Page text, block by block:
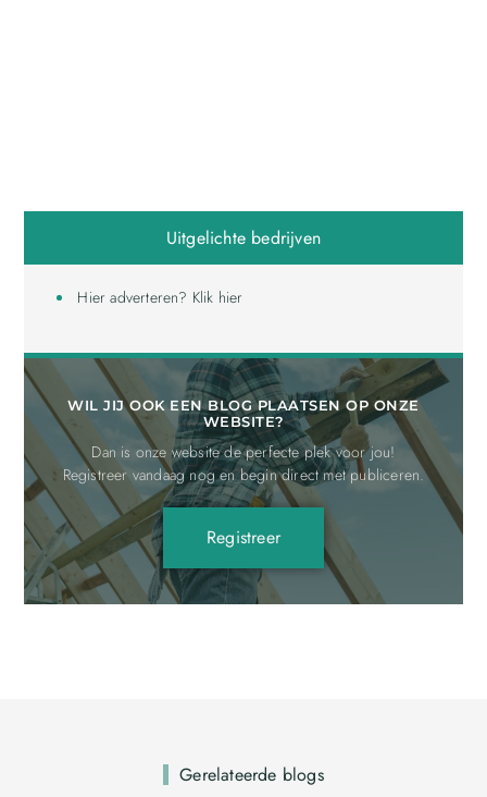
Uitgelichte bedrijven
Hier adverteren? Klik hier
WIL JIJ OOK EEN BLOG PLAATSEN OP ONZE
WEBSITE?
Dan is onze website de perfecte plek voor jou!
Registreer vandaag nog en begin direct met publiceren.
Registreer
Gerelateerde blogs